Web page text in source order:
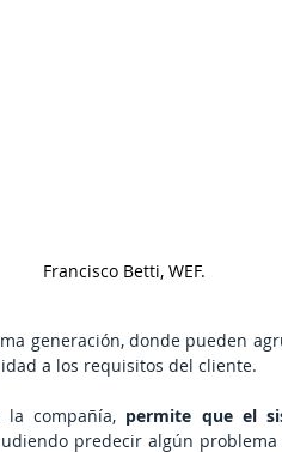
Francisco Betti, WEF.
generación, donde pueden
a los requisitos del cliente.
compañía, permite que el
predecir algún problema